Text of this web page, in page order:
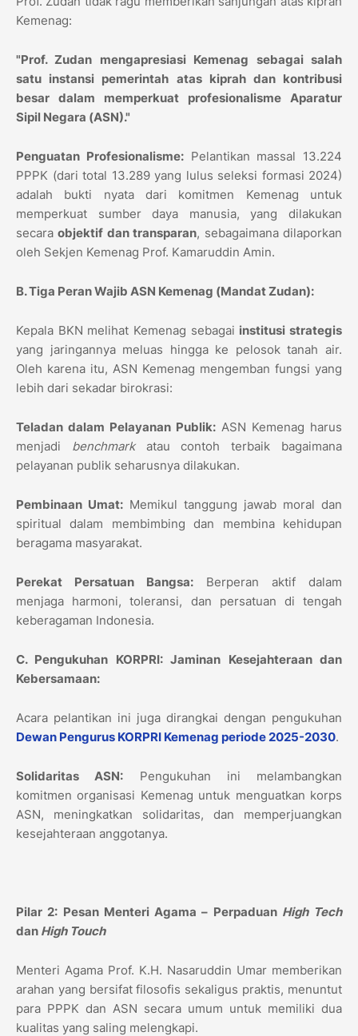
Kemenag:
"Prof. Zudan mengapresiasi Kemenag sebagai salah
satu instansi pemerintah atas kiprah dan kontribusi
besar dalam memperkuat profesionalisme Aparatur
Sipil Negara (ASN)."
Penguatan Profesionalisme:Pelantikan massal 13.224
PPPK (dari total 13.289 yang lulus seleksi formasi 2024)
adalah bukti nyata dari komitmen Kemenag untuk
memperkuat sumber daya manusia, yang dilakukan
secaraobjektif dan transparan, sebagaimana dilaporkan
oleh Sekjen Kemenag Prof. Kamaruddin Amin.
B. Tiga Peran Wajib ASN Kemenag (Mandat Zudan):
Kepala BKN melihat Kemenag sebagai institusi strategis
yang jaringannya meluas hingga ke pelosok tanah air.
Oleh karena itu, ASN Kemenag mengemban fungsi yang
lebih dari sekadar birokrasi:
Teladan dalam Pelayanan Publik: ASN Kemenag harus
menjadi benchmarkatau contoh terbaik bagaimana
pelayanan publik seharusnya dilakukan.
Pembinaan Umat: Memikul tanggung jawab moral dan
spiritual dalam membimbing dan membina kehidupan
beragama masyarakat.
Perekat Persatuan Bangsa: Berperan aktif dalam
menjaga harmoni, toleransi, dan persatuan di tengah
keberagaman Indonesia.
C. Pengukuhan KORPRI: Jaminan Kesejahteraan dan
Kebersamaan:
Acara pelantikan ini juga dirangkai dengan pengukuhan
Dewan Pengurus KORPRI Kemenag periode 2025-2030.
Solidaritas ASN: Pengukuhan ini melambangkan
komitmen organisasi Kemenag untuk menguatkan korps
ASN, meningkatkan solidaritas, dan memperjuangkan
kesejahteraan anggotanya.
Pilar 2: Pesan Menteri Agama – Perpaduan High Tech
dan High Touch
Menteri Agama Prof. K.H. Nasaruddin Umar memberikan
arahan yang bersifat filosofis sekaligus praktis, menuntut
para PPPK dan ASN secara umum untuk memiliki dua
kualitas yang saling melengkapi.